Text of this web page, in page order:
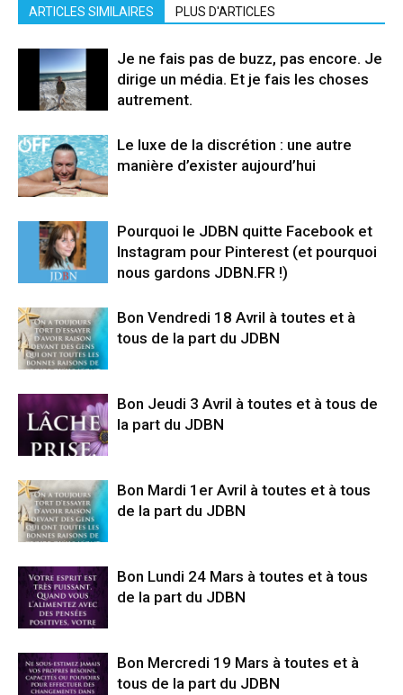
ARTICLES SIMILAIRES PLUS D'ARTICLES
Je ne fais pas de buzz, pas encore. Je
dirige un média. Et je fais les choses
autrement.
Le luxe de la discrétion : une autre
manière d’exister aujourd’hui
Pourquoi le JDBN quitte Facebook et
Instagram pour Pinterest (et pourquoi
nous gardons JDBN.FR !)
Bon Vendredi 18 Avril à toutes et à
tous de la part du JDBN
Bon Jeudi 3 Avril à toutes et à tous de
la part du JDBN
Bon Mardi 1er Avril à toutes et à tous
de la part du JDBN
Bon Lundi 24 Mars à toutes et à tous
de la part du JDBN
Bon Mercredi 19 Mars à toutes et à
tous de la part du JDBN